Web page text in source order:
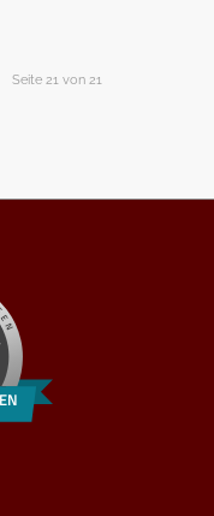
Seite 21 von 21